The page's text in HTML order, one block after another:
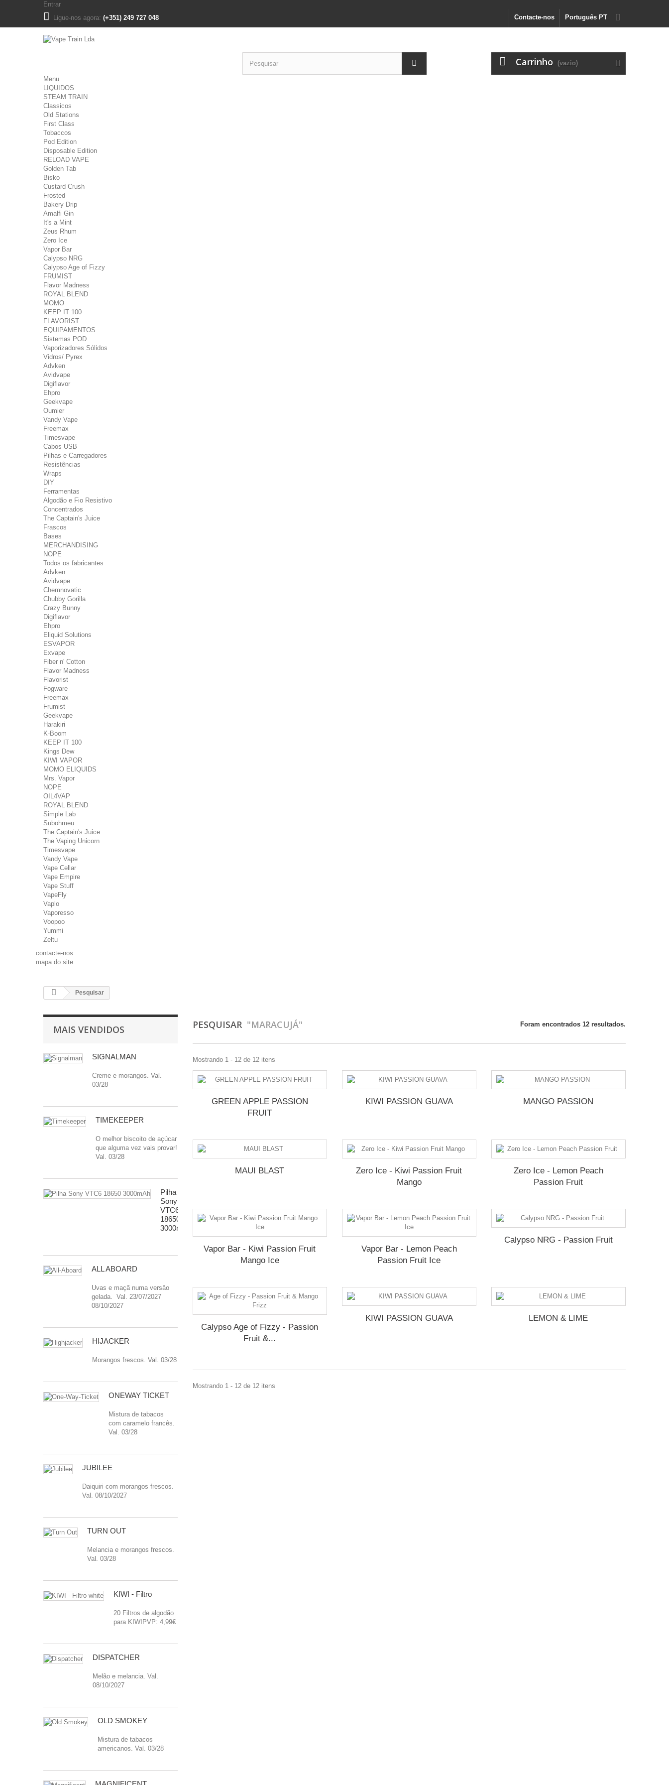
Entrar
Português PT
Contacte-nos
Ligue-nos agora: (+351) 249 727 048
Carrinho (vazio)
Menu
LIQUIDOS
STEAM TRAIN
Classicos
Old Stations
First Class
Tobaccos
Pod Edition
Disposable Edition
RELOAD VAPE
Golden Tab
Bisko
Custard Crush
Frosted
Bakery Drip
Amalfi Gin
It's a Mint
Zeus Rhum
Zero Ice
Vapor Bar
Calypso NRG
Calypso Age of Fizzy
FRUMIST
Flavor Madness
ROYAL BLEND
MOMO
KEEP IT 100
FLAVORIST
EQUIPAMENTOS
Sistemas POD
Vaporizadores Sólidos
Vidros/ Pyrex
Advken
Avidvape
Digiflavor
Ehpro
Geekvape
Oumier
Vandy Vape
Freemax
Timesvape
Cabos USB
Pilhas e Carregadores
Resistências
Wraps
DIY
Ferramentas
Algodão e Fio Resistivo
Concentrados
The Captain's Juice
Frascos
Bases
MERCHANDISING
NOPE
Todos os fabricantes
Advken
Avidvape
Chemnovatic
Chubby Gorilla
Crazy Bunny
Digiflavor
Ehpro
Eliquid Solutions
ESVAPOR
Exvape
Fiber n' Cotton
Flavor Madness
Flavorist
Fogware
Freemax
Frumist
Geekvape
Harakiri
K-Boom
KEEP IT 100
Kings Dew
KIWI VAPOR
MOMO ELIQUIDS
Mrs. Vapor
NOPE
OIL4VAP
ROYAL BLEND
Simple Lab
Subohmeu
The Captain's Juice
The Vaping Unicorn
Timesvape
Vandy Vape
Vape Cellar
Vape Empire
Vape Stuff
VapeFly
Vaplo
Vaporesso
Voopoo
Yummi
Zeltu
contacte-nos
mapa do site
Pesquisar
MAIS VENDIDOS
SIGNALMAN
Creme e morangos. Val.
03/28
TIMEKEEPER
O melhor biscoito de açúcar
que alguma vez vais provar!
Val. 03/28
Pilha
Sony
VTC6
18650
3000mAh
ALL ABOARD
Uvas e maçã numa versão
gelada. Val. 23/07/2027
08/10/2027
HIJACKER
Morangos frescos. Val. 03/28
ONEWAY TICKET
Mistura de tabacos
com caramelo francês.
Val. 03/28
JUBILEE
Daiquiri com morangos frescos.
Val. 08/10/2027
TURN OUT
Melancia e morangos frescos.
Val. 03/28
KIWI - Filtro
20 Filtros de algodão
para KIWIPVP: 4,99€
DISPATCHER
Melão e melancia. Val.
08/10/2027
OLD SMOKEY
Mistura de tabacos
americanos. Val. 03/28
PESQUISAR "MARACUJÁ" Foram encontrados 12 resultados.
Mostrando 1 - 12 de 12 itens
GREEN APPLE PASSION
FRUIT
KIWI PASSION GUAVA MANGO PASSION
MAUI BLAST
Zero Ice - Kiwi Passion Fruit
Mango
Zero Ice - Lemon Peach
Passion Fruit
Vapor Bar - Kiwi Passion Fruit
Mango Ice
Vapor Bar - Lemon Peach
Passion Fruit Ice
Calypso NRG - Passion Fruit
Calypso Age of Fizzy - Passion
Fruit &...
KIWI PASSION GUAVA LEMON & LIME
Mostrando 1 - 12 de 12 itens